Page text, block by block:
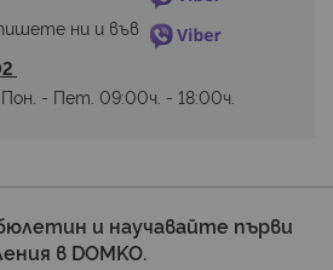
ни и във
- Пет. 09:00ч. - 18:00ч.
и научавайте първи
в DOMKO.